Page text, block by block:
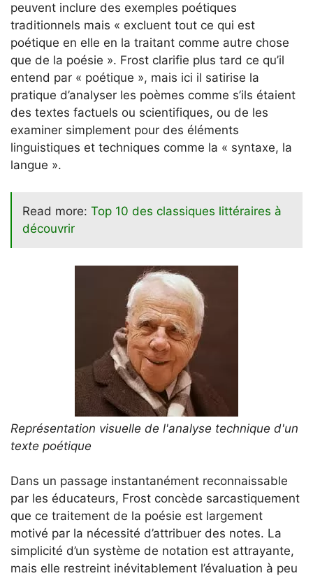
peuvent inclure des exemples poétiques
traditionnels mais « excluent tout ce qui est
poétique en elle en la traitant comme autre chose
que de la poésie ». Frost clarifie plus tard ce qu’il
entend par « poétique », mais ici il satirise la
pratique d’analyser les poèmes comme s’ils étaient
des textes factuels ou scientifiques, ou de les
examiner simplement pour des éléments
linguistiques et techniques comme la « syntaxe, la
langue ».
Read more: Top 10 des classiques littéraires à
découvrir
Représentation visuelle de l'analyse technique d'un
texte poétique
Dans un passage instantanément reconnaissable
par les éducateurs, Frost concède sarcastiquement
que ce traitement de la poésie est largement
motivé par la nécessité d’attribuer des notes. La
simplicité d’un système de notation est attrayante,
mais elle restreint inévitablement l’évaluation à peu